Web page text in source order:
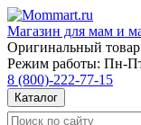
Магазин для мам и
Оригинальный товар
Режим работы: Пн-Пт
8 (800)-222-77-15
Каталог